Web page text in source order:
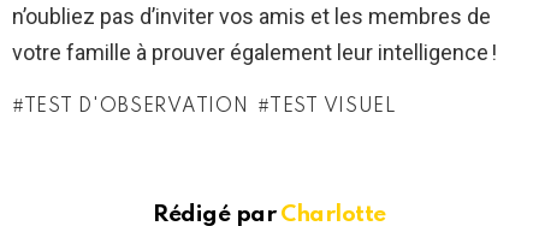
n’oubliez pas d’inviter vos amis et les membres de
votre famille à prouver également leur intelligence !
TEST D'OBSERVATION TEST VISUEL
Rédigé par Charlotte